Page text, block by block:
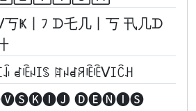
丂Ҝ丨ﾌ ᗪ乇几丨丂 卂几ᗪ
ꀸꍟꈤꀤꌗ ꍏꈤꀸꋪꍟꍟᐯꀤꉓꃅ
🅓🅔🅝🅘🅢